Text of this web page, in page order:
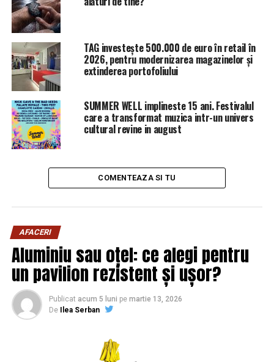
Pavel Filip a spus că retragerea completă a trupelor
ruseşti va facilita procesul de reglementare a
conflictului transnistrean şi de reintegrare a ţării. „În
pofida dificultăţilor care frânează procesul de
reglementare, autorităţile de la Chişinău sunt
determinate să identifice, în formatul de negociere
„5+2”, o soluţie politică pentru acest conflict prelungit,
generat din exterior în partea de est a Republicii
Moldova”, a subliniat prim-ministrul.
TAG investește 500.000 de euro în retail în
2026, pentru modernizarea magazinelor și
extinderea portofoliului
SUMMER WELL implineste 15 ani. Festivalul
care a transformat muzica intr-un univers
cultural revine in august
COMENTEAZA SI TU
AFACERI
Aluminiu sau oțel: ce alegi pentru
un pavilion rezistent și ușor?
Publicat acum 5 luni pe martie 13, 2026
De
Ilea Serban